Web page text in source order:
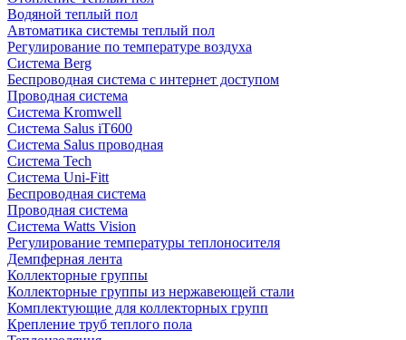
Водяной теплый пол
Автоматика системы теплый пол
Регулирование по температуре воздуха
Система Berg
Беспроводная система с интернет доступом
Проводная система
Система Kromwell
Система Salus iT600
Система Salus проводная
Система Tech
Система Uni-Fitt
Беспроводная система
Проводная система
Система Watts Vision
Регулирование температуры теплоносителя
Демпферная лента
Коллекторные группы
Коллекторные группы из нержавеющей стали
Комплектующие для коллекторных групп
Крепление труб теплого пола